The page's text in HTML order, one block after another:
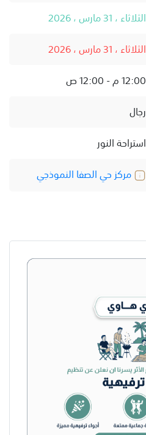
الثلاثاء ، 31 مارس ، 2026
الثلاثاء ، 31 مارس ، 2026
12:00 م - 12:00 ص
رجال
استراحة النور
مركز حي الصفا النموذجي